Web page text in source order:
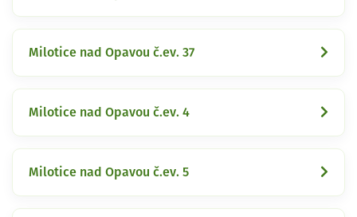
Milotice nad Opavou č.ev. 37
Milotice nad Opavou č.ev. 4
Milotice nad Opavou č.ev. 5